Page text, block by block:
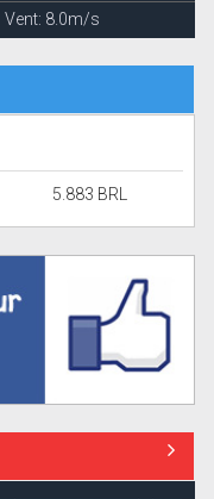
Vent: 8.0m/s
5.883 BRL